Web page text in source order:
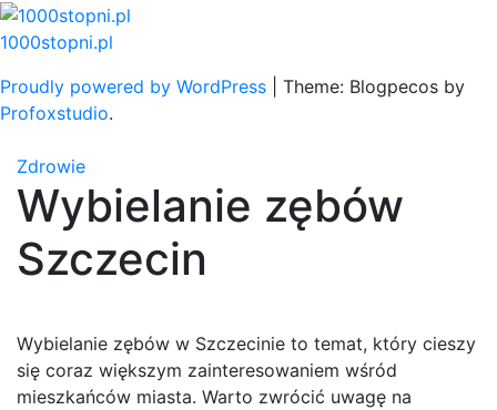
Skip
to
1000stopni.pl
Proudly powered by WordPress
Theme: Blogpecos by
Profoxstudio.
Zdrowie
Wybielanie zębów
Szczecin
Wybielanie zębów w Szczecinie to temat, który cieszy
się coraz większym zainteresowaniem wśród
mieszkańców miasta. Warto zwrócić uwagę na